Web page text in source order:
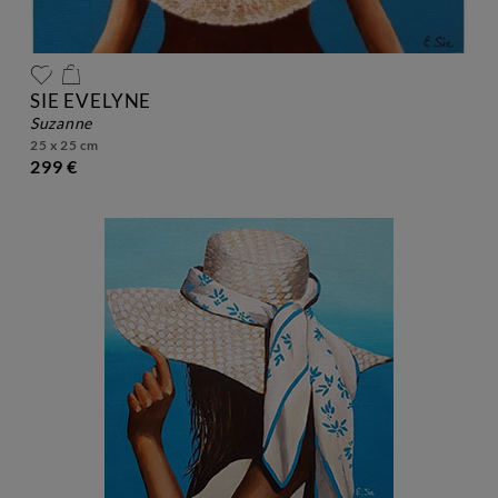
SIE EVELYNE
suzanne
25 x 25 cm
299 €